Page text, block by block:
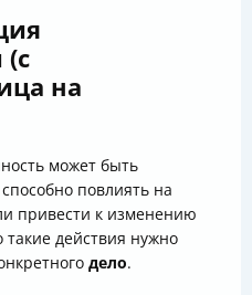
(с
на
может быть
повлиять на
привести к изменению
такие действия нужно
дело.